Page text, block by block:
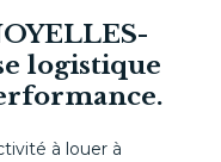
logistique
à louer à